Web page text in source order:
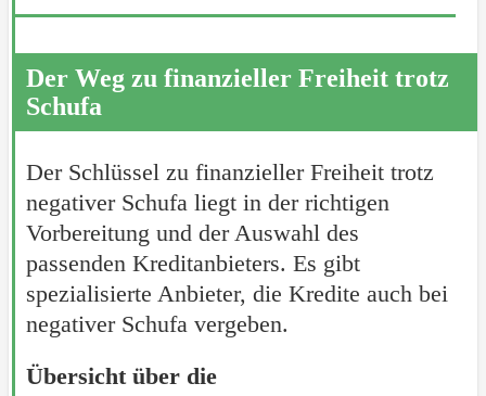
Der Weg zu finanzieller Freiheit trotz
Schufa
Der Schlüssel zu finanzieller Freiheit trotz
negativer Schufa liegt in der richtigen
Vorbereitung und der Auswahl des
passenden Kreditanbieters. Es gibt
spezialisierte Anbieter, die Kredite auch bei
negativer Schufa vergeben.
Übersicht über die